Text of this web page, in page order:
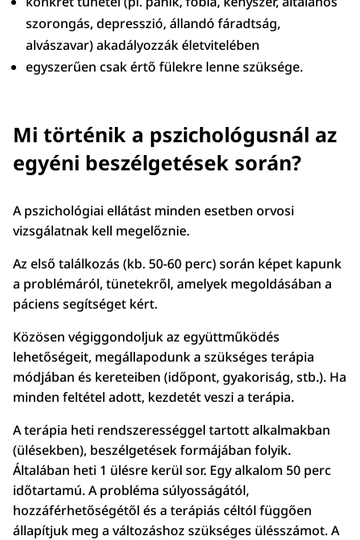
szorongás, depresszió, állandó fáradtság,
alvászavar) akadályozzák életvitelében
egyszerűen csak értő fülekre lenne szüksége.
Mi történik a pszichológusnál az
egyéni beszélgetések során?
A pszichológiai ellátást minden esetben orvosi
vizsgálatnak kell megelőznie.
Az első találkozás (kb. 50-60 perc) során képet kapunk
a problémáról, tünetekről, amelyek megoldásában a
páciens segítséget kért.
Közösen végiggondoljuk az együttműködés
lehetőségeit, megállapodunk a szükséges terápia
módjában és kereteiben (időpont, gyakoriság, stb.). Ha
minden feltétel adott, kezdetét veszi a terápia.
A terápia heti rendszerességgel tartott alkalmakban
(ülésekben), beszélgetések formájában folyik.
Általában heti 1 ülésre kerül sor. Egy alkalom 50 perc
időtartamú. A probléma súlyosságától,
hozzáférhetőségétől és a terápiás céltól függően
állapítjuk meg a változáshoz szükséges ülésszámot. A